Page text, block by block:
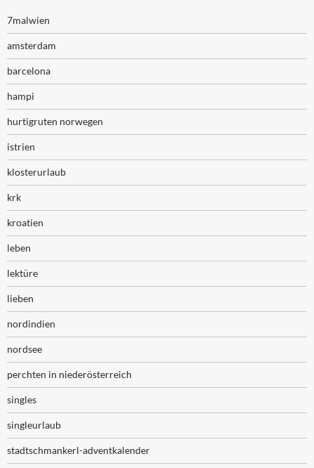
7malwien
amsterdam
barcelona
hampi
hurtigruten norwegen
istrien
klosterurlaub
krk
kroatien
leben
lektüre
lieben
nordindien
nordsee
perchten in niederösterreich
singles
singleurlaub
stadtschmankerl-adventkalender